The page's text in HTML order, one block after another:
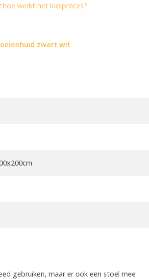
hoe werkt het looiproces?
zwart wit
gebruiken, maar er ook een stoel mee